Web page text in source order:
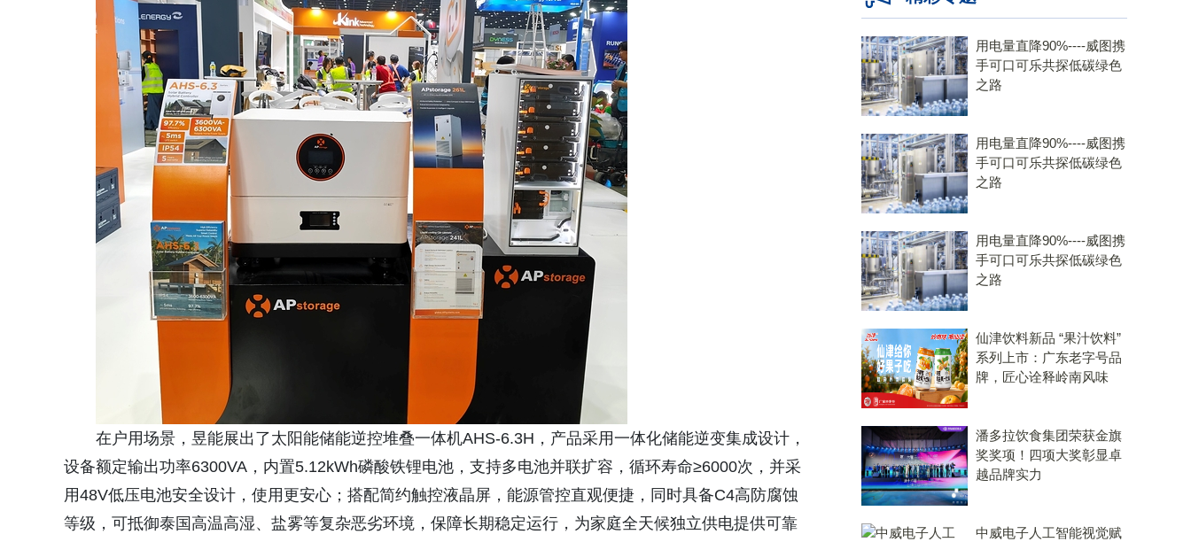
在户用场景，昱能展出了太阳能储能逆控堆叠一体机AHS-6.3H，产品采用一体化储能逆变集成设计，
设备额定输出功率6300VA，内置5.12kWh磷酸铁锂电池，支持多电池并联扩容，循环寿命≥6000次，并采
用48V低压电池安全设计，使用更安心；搭配简约触控液晶屏，能源管控直观便捷，同时具备C4高防腐蚀
等级，可抵御泰国高温高湿、盐雾等复杂恶劣环境，保障长期稳定运行，为家庭全天候独立供电提供可靠
用电量直降90%----威图携
手可口可乐共探低碳绿色
之路
用电量直降90%----威图携
手可口可乐共探低碳绿色
之路
用电量直降90%----威图携
手可口可乐共探低碳绿色
之路
仙津饮料新品 “果汁饮料”
系列上市：广东老字号品
牌，匠心诠释岭南风味
潘多拉饮食集团荣获金旗
奖奖项！四项大奖彰显卓
越品牌实力
中威电子人工智能视觉赋